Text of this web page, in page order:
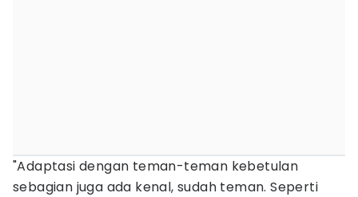
"Adaptasi dengan teman-teman kebetulan
sebagian juga ada kenal, sudah teman. Seperti